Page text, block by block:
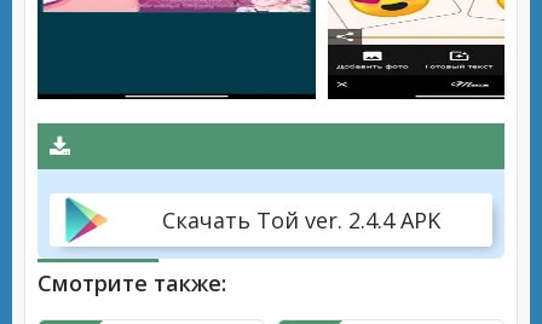
Скачать Той ver. 2.4.4 APK
Смотрите также: